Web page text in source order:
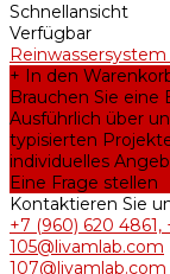
Schnellansicht
Verfügbar
+ In den
Brauchen Sie eine
Ausführlich über
typisierten
individuelles
Eine Frage stellen
Kontaktieren Sie
+7 (960) 620 4861,
105@livamlab.com
107@livamlab.com